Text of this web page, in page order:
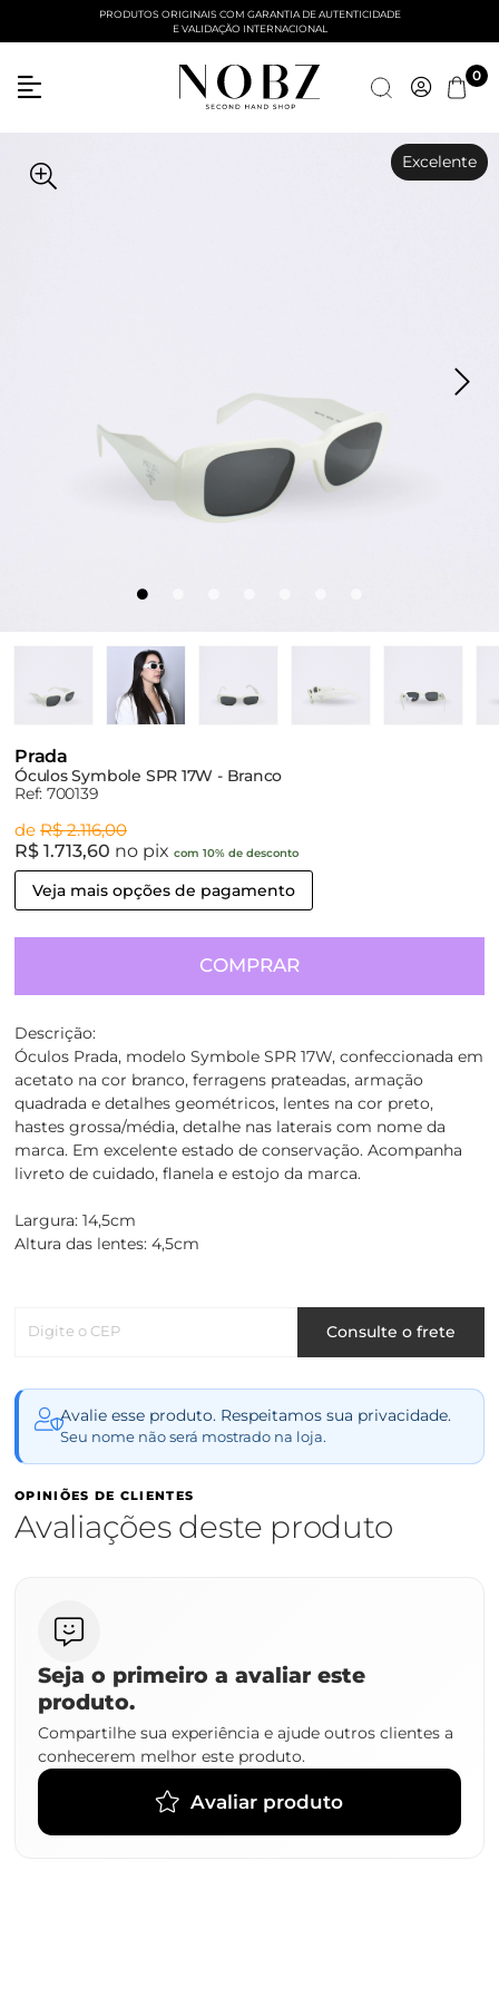
PRODUTOS ORIGINAIS COM GARANTIA DE AUTENTICIDADE
E VALIDAÇÃO INTERNACIONAL
0
Excelente
Prada
Óculos Symbole SPR 17W - Branco
Ref: 700139
de R$ 2.116,00
R$ 1.713,60 no pix com 10% de desconto
Veja mais opções de pagamento
COMPRAR
Descrição:
Óculos Prada, modelo Symbole SPR 17W, confeccionada em
acetato na cor branco, ferragens prateadas, armação
quadrada e detalhes geométricos, lentes na cor preto,
hastes grossa/média, detalhe nas laterais com nome da
marca. Em excelente estado de conservação. Acompanha
livreto de cuidado, flanela e estojo da marca.
Largura: 14,5cm
Altura das lentes: 4,5cm
Digite o CEP Consulte o frete
Avalie esse produto. Respeitamos sua privacidade.
Seu nome não será mostrado na loja.
OPINIÕES DE CLIENTES
Avaliações deste produto
Seja o primeiro a avaliar este
produto.
Compartilhe sua experiência e ajude outros clientes a
conhecerem melhor este produto.
Avaliar produto